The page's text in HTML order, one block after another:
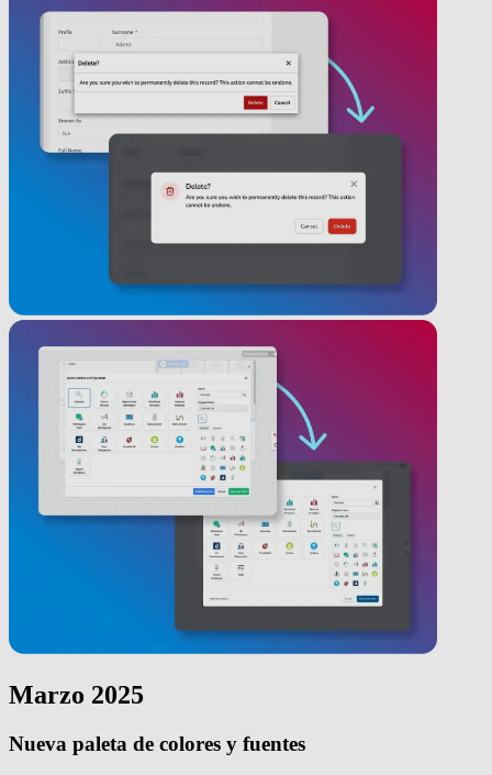
Marzo 2025
Nueva paleta de colores y fuentes